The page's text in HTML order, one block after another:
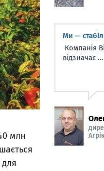
млн
Ми —
Компанія
відзначає ...